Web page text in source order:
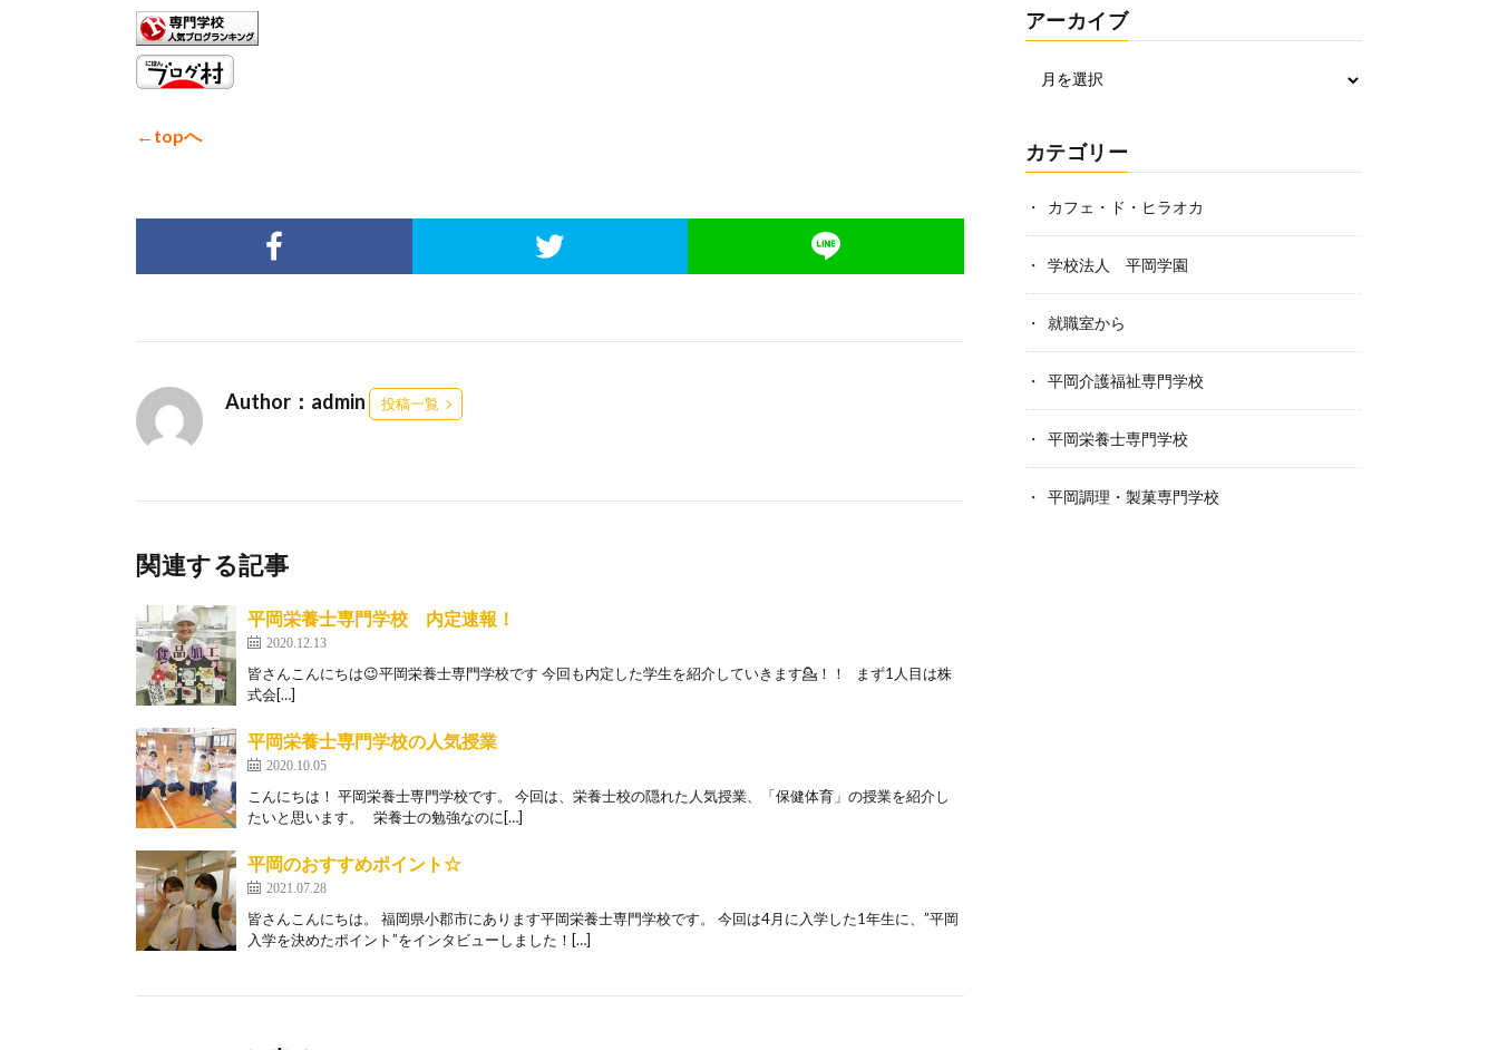
←topへ
Author：admin 投稿一覧
関連する記事
平岡栄養士専門学校 内定速報！
2020.12.13
皆さんこんにちは😉平岡栄養士専門学校です 今回も内定した学生を紹介していきます💁！！ まず1人目は株
式会[…]
平岡栄養士専門学校の人気授業
2020.10.05
こんにちは！ 平岡栄養士専門学校です。 今回は、栄養士校の隠れた人気授業、「保健体育」の授業を紹介し
たいと思います。 栄養士の勉強なのに[…]
平岡のおすすめポイント☆
2021.07.28
皆さんこんにちは。 福岡県小郡市にあります平岡栄養士専門学校です。 今回は4月に入学した1年生に、”平岡
入学を決めたポイント”をインタビューしました！[…]
アーカイブ
カテゴリー
カフェ・ド・ヒラオカ
学校法人 平岡学園
就職室から
平岡介護福祉専門学校
平岡栄養士専門学校
平岡調理・製菓専門学校